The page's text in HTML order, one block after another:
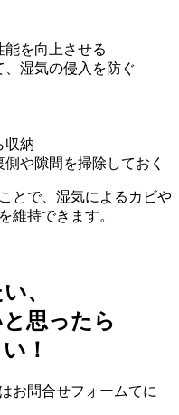
を向上させる
、湿気の侵入を防ぐ
収納
や隙間を掃除しておく
とで、湿気によるカビや
維持できます。
、
思ったら
！
お問合せフォームてに